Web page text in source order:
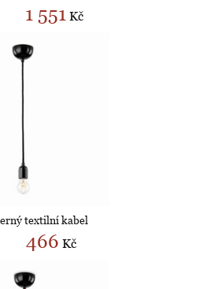
1 551 Kč
textilní kabel
466 Kč